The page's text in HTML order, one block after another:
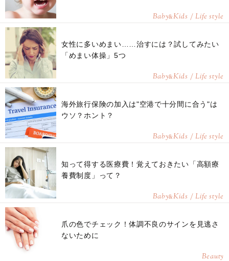
Baby&Kids / Life style
女性に多いめまい……治すには？試してみたい
「めまい体操」5つ
Baby&Kids / Life style
海外旅行保険の加入は"空港で十分間に合う"は
ウソ？ホント？
Baby&Kids / Life style
知って得する医療費！覚えておきたい「高額療
養費制度」って？
Baby&Kids / Life style
爪の色でチェック！体調不良のサインを見逃さ
ないために
Beauty